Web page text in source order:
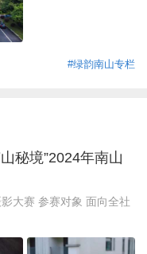
#绿韵南山专栏
秘境”2024年南山
大赛 参赛对象 面向全社